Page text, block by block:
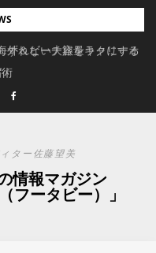
ずれない大容量キャリーオ
外＆ビーチ旅をラクにする
ター佐藤望美
情報マガジン
フータビー）」